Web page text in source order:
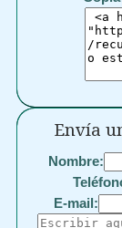
Envía
Nombre:
E-mail: